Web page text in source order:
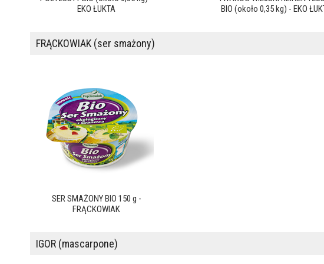
EKO ŁUKTA
BIO (około 0,35 kg) - EKO
FRĄCKOWIAK (ser smażony)
SER SMAŻONY BIO 150 g -
FRĄCKOWIAK
IGOR (mascarpone)